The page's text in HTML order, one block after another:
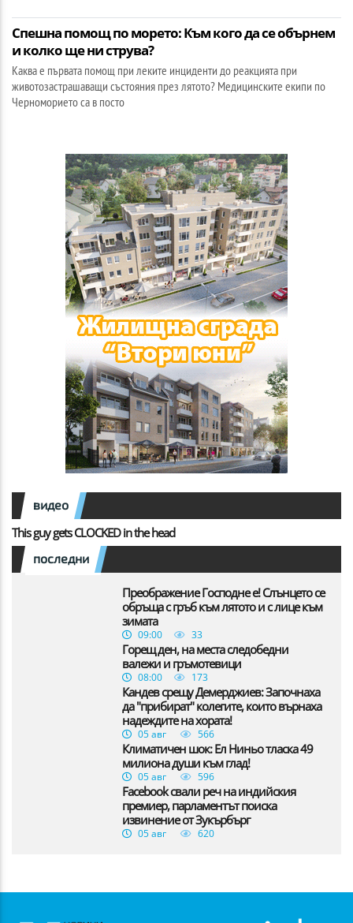
Спешна помощ по морето: Към кого да се обърнем
и колко ще ни струва?
Каква е първата помощ при леките инциденти до реакцията при
животозастрашаващи състояния през лятото? Медицинските екипи по
Черноморието са в посто
видео
This guy gets CLOCKED in the head
последни
Преображение Господне е! Слънцето се
обръща с гръб към лятото и с лице към
зимата
09:00 33
Горещ ден, на места следобедни
валежи и гръмотевици
08:00 173
Кандев срещу Демерджиев: Започнаха
да "прибират" колегите, които върнаха
надеждите на хората!
05 авг 566
Климатичен шок: Ел Ниньо тласка 49
милиона души към глад!
05 авг 596
Facebook свали реч на индийския
премиер, парламентът поиска
извинение от Зукърбърг
05 авг 620